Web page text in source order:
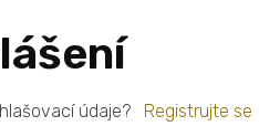
údaje? Registrujte se